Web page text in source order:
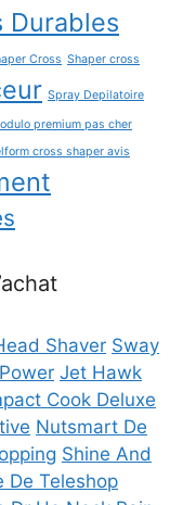
Durables
Cross Shaper cross
Spray Depilatoire
premium pas cher
cross shaper avis
Shaver Sway
Jet Hawk
Cook Deluxe
Nutsmart De
Shine And
De Teleshop